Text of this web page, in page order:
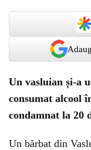
Un vasluian și-a
consumat alcool
condamnat la 20
Un bărbat din